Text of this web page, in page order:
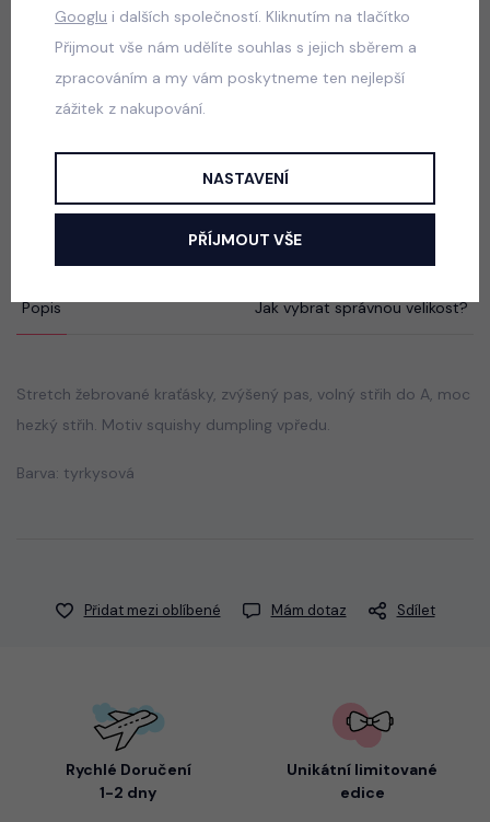
skladem
100 Kč
ALO mikina + sukně pudder pink
590 Kč
Popis Jak vybrat správnou velikost?
Stretch žebrované kraťásky, zvýšený pas, volný střih do A, moc
hezký střih. Motiv squishy dumpling vpředu.
Barva: tyrkysová
Přidat mezi oblíbené Mám dotaz Sdílet
Rychlé Doručení
1-2 dny
Unikátní limitované
edice
Googlu i dalších společností. Kliknutím na tlačítko
Přijmout vše nám udělíte souhlas s jejich sběrem a
zpracováním a my vám poskytneme ten nejlepší
zážitek z nakupování.
NASTAVENÍ
PŘÍJMOUT VŠE